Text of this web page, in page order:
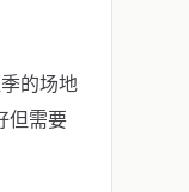
的场地
但需要